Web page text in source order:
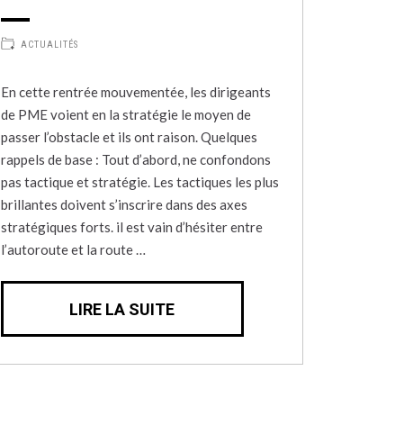
ACTUALITÉS
En cette rentrée mouvementée, les dirigeants
de PME voient en la stratégie le moyen de
passer l’obstacle et ils ont raison. Quelques
rappels de base : Tout d’abord, ne confondons
pas tactique et stratégie. Les tactiques les plus
brillantes doivent s’inscrire dans des axes
stratégiques forts. il est vain d’hésiter entre
l’autoroute et la route …
LIRE LA SUITE